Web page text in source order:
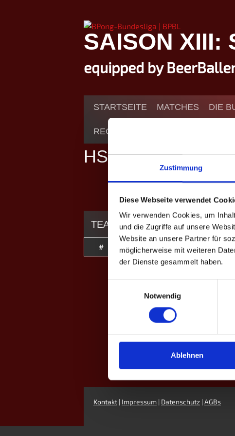
Zustimmung
Diese Webseite verwendet
Wir verwenden Cookies, um
und die Zugriffe auf unsere
Website an unsere Partner für
möglicherweise mit weiteren
der Dienste gesammelt haben.
Notwendig
Ablehnen
SAISON XIII:
equipped by
STARTSEITE MATCHES DIE
REGELN
HSOBP 2023 4vs4
TEAMS
# Name
Kontakt | Impressum | Datenschutz |AGBs